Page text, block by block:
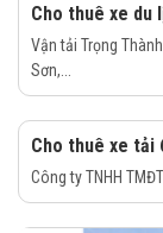
Cho thuê xe du
Vận tải Trọng
Sơn,...
Cho thuê xe tải
Công ty TNHH